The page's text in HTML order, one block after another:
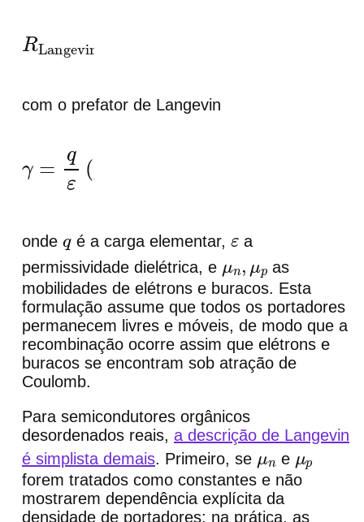
RLangevin
com o prefator de Langevin
γ=q ε(μ n
onde qé a carga elementar, ε a
permissividade dielétrica, e μn,μpas
mobilidades de elétrons e buracos. Esta
formulação assume que todos os portadores
permanecem livres e móveis, de modo que a
recombinação ocorre assim que elétrons e
buracos se encontram sob atração de
Coulomb.
Para semicondutores orgânicos
desordenados reais, a descrição de Langevin
é simplista demais. Primeiro, se μn e μp
forem tratados como constantes e não
mostrarem dependência explícita da
densidade de portadores; na prática, as